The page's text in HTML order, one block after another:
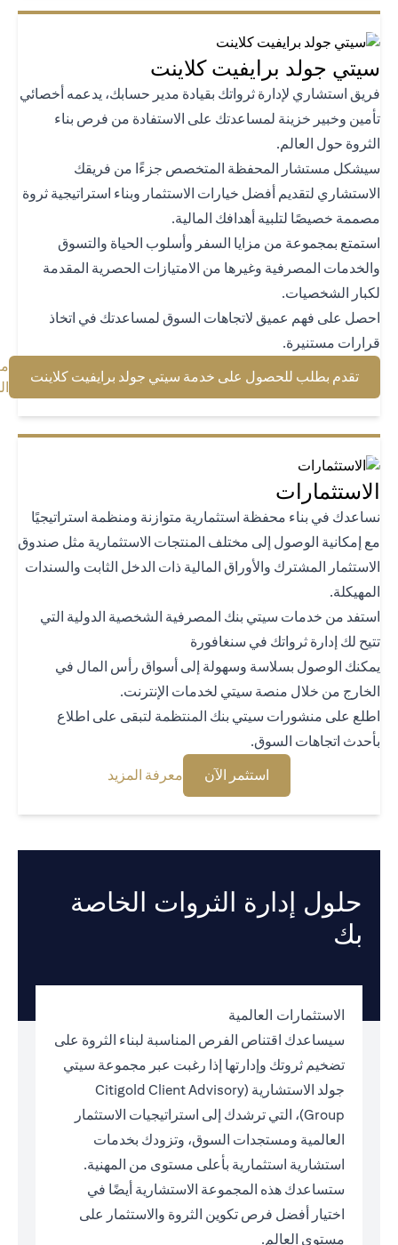
جولد برايفيت كلاينت
استشاري لإدارة ثرواتك بقيادة مدير حسابك، يدعمه أخصائي
وخبير خزينة لمساعدتك على الاستفادة من فرص بناء
حول العالم.
مستشار المحفظة المتخصص جزءًا من فريقك
لتقديم أفضل خيارات الاستثمار وبناء استراتيجية ثروة
خصيصًا لتلبية أهدافك المالية.
بمجموعة من مزايا السفر وأسلوب الحياة والتسوق
المصرفية وغيرها من الامتيازات الحصرية المقدمة
الشخصيات.
على فهم عميق لاتجاهات السوق لمساعدتك في اتخاذ
مستنيرة.
تقدم بطلب للحصول على خدمة سيتي جولد برايفيت كلاينت(opens in a new tab)
معرفة
المزيد(opens in a new tab)
في بناء محفظة استثمارية متوازنة ومنظمة استراتيجيًا
إمكانية الوصول إلى مختلف المنتجات الاستثمارية مثل صندوق
المشترك والأوراق المالية ذات الدخل الثابت والسندات
من خدمات سيتي بنك المصرفية الشخصية الدولية التي
لك إدارة ثرواتك في سنغافورة
الوصول بسلاسة وسهولة إلى أسواق رأس المال في
من خلال منصة سيتي لخدمات الإنترنت.
على منشورات سيتي بنك المنتظمة لتبقى على اطلاع
اتجاهات السوق.
استثمر الآن
(opens in a new tab) معرفة المزيد(opens in a new tab)
حلول إدارة الثروات الخاصة
الاستثمارات العالمية
سيساعدك اقتناص الفرص المناسبة لبناء الثروة على
تضخيم ثروتك وإدارتها إذا رغبت عبر مجموعة سيتي
جولد الاستشارية (Citigold Client Advisory
Group)، التي ترشدك إلى استراتيجيات الاستثمار
العالمية ومستجدات السوق، وتزودك بخدمات
استشارية استثمارية بأعلى مستوى من المهنية.
ستساعدك هذه المجموعة الاستشارية أيضًا في
اختيار أفضل فرص تكوين الثروة والاستثمار على
مستوى العالم.